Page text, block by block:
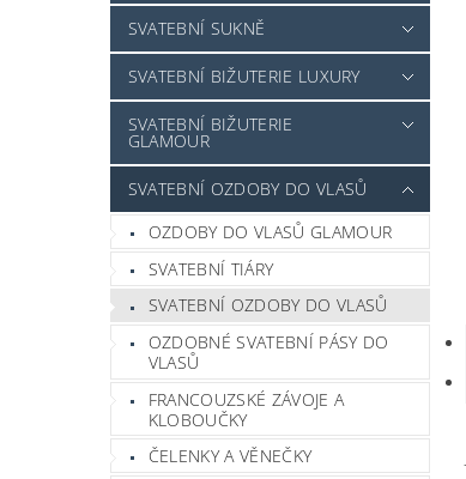
SVATEBNÍ SUKNĚ
SVATEBNÍ BIŽUTERIE LUXURY
SVATEBNÍ BIŽUTERIE
GLAMOUR
SVATEBNÍ OZDOBY DO VLASŮ
OZDOBY DO VLASŮ GLAMOUR
SVATEBNÍ TIÁRY
SVATEBNÍ OZDOBY DO VLASŮ
OZDOBNÉ SVATEBNÍ PÁSY DO
VLASŮ
FRANCOUZSKÉ ZÁVOJE A
KLOBOUČKY
ČELENKY A VĚNEČKY